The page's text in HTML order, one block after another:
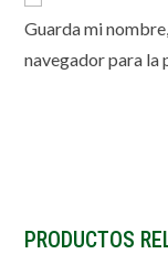
Guarda mi
navegador para la
PRODUCTOS